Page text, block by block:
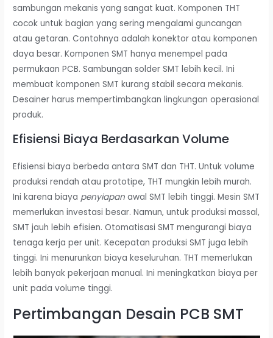
sambungan mekanis yang sangat kuat. Komponen THT
cocok untuk bagian yang sering mengalami guncangan
atau getaran. Contohnya adalah konektor atau komponen
daya besar. Komponen SMT hanya menempel pada
permukaan PCB. Sambungan solder SMT lebih kecil. Ini
membuat komponen SMT kurang stabil secara mekanis.
Desainer harus mempertimbangkan lingkungan operasional
produk.
Efisiensi Biaya Berdasarkan Volume
Efisiensi biaya berbeda antara SMT dan THT. Untuk volume
produksi rendah atau prototipe, THT mungkin lebih murah.
Ini karena biaya penyiapan awal SMT lebih tinggi. Mesin SMT
memerlukan investasi besar. Namun, untuk produksi massal,
SMT jauh lebih efisien. Otomatisasi SMT mengurangi biaya
tenaga kerja per unit. Kecepatan produksi SMT juga lebih
tinggi. Ini menurunkan biaya keseluruhan. THT memerlukan
lebih banyak pekerjaan manual. Ini meningkatkan biaya per
unit pada volume tinggi.
Pertimbangan Desain PCB SMT